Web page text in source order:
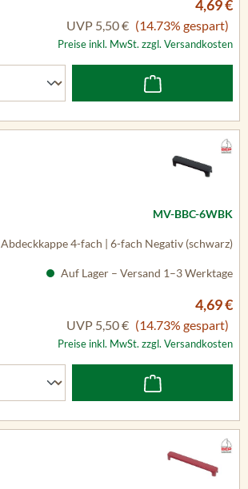
4,69 €
UVP 5,50 € (14.73% gespart)
Preise inkl. MwSt. zzgl. Versandkosten
MV-BBC-6WBK
Abdeckkappe 4-fach | 6-fach Negativ (schwarz)
Auf Lager – Versand 1–3 Werktage
4,69 €
UVP 5,50 € (14.73% gespart)
Preise inkl. MwSt. zzgl. Versandkosten